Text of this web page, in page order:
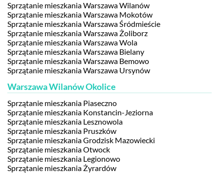
Sprzątanie mieszkania Warszawa Wilanów
Sprzątanie mieszkania Warszawa Mokotów
Sprzątanie mieszkania Warszawa Śródmieście
Sprzątanie mieszkania Warszawa Żoliborz
Sprzątanie mieszkania Warszawa Wola
Sprzątanie mieszkania Warszawa Bielany
Sprzątanie mieszkania Warszawa Bemowo
Sprzątanie mieszkania Warszawa Ursynów
Warszawa Wilanów Okolice
Sprzątanie mieszkania Piaseczno
Sprzątanie mieszkania Konstancin-Jeziorna
Sprzątanie mieszkania Lesznowola
Sprzątanie mieszkania Pruszków
Sprzątanie mieszkania Grodzisk Mazowiecki
Sprzątanie mieszkania Otwock
Sprzątanie mieszkania Legionowo
Sprzątanie mieszkania Żyrardów